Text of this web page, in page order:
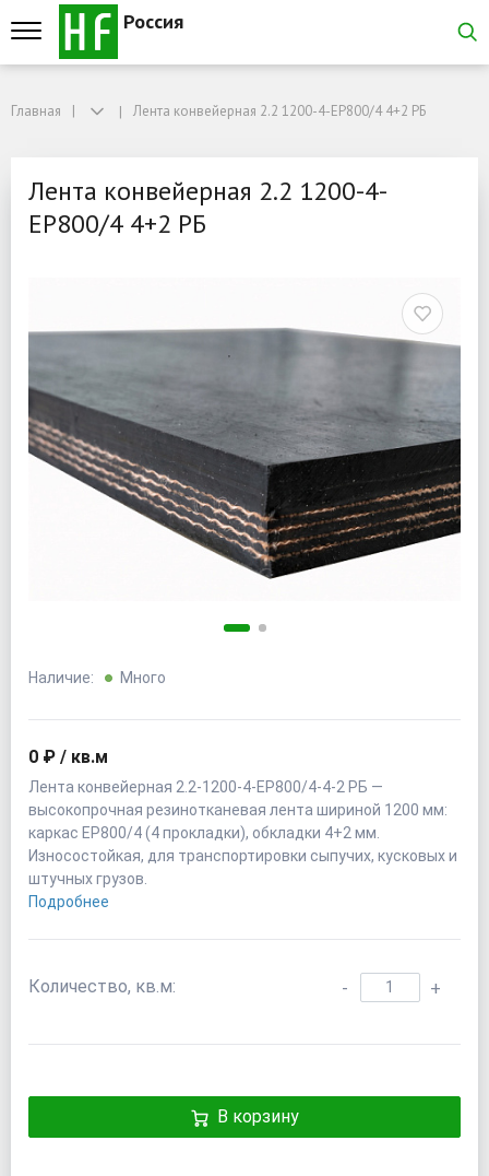
Россия
Лента конвейерная 2.2 1200-4-EP800/4 4+2 РБ
Главная Лента конвейерная 2.2 1200-4-EP800/4 4+2 РБ
Лента конвейерная 2.2 1200-4-
EP800/4 4+2 РБ
Наличие: Много
0 ₽ / кв.м
Лента конвейерная 2.2-1200-4-EP800/4-4-2 РБ —
высокопрочная резинотканевая лента шириной 1200 мм:
каркас EP800/4 (4 прокладки), обкладки 4+2 мм.
Износостойкая, для транспортировки сыпучих, кусковых и
штучных грузов.
Подробнее
Количество, кв.м: - +
В корзину